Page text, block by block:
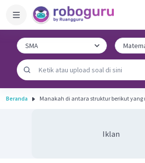
Beranda Manakah di antara struktur berikut yang
Iklan